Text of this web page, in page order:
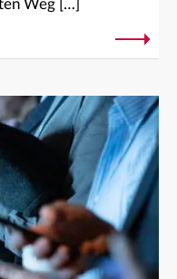
Weg […]